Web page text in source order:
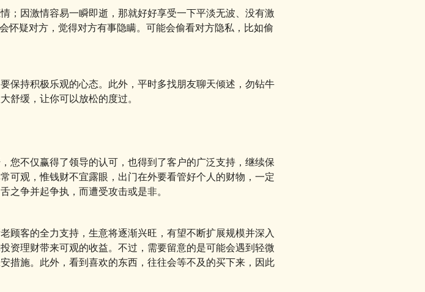
；因激情容易一瞬即逝，那就好好享受一下平淡无波、没有激
怀疑对方，觉得对方有事隐瞒。可能会偷看对方隐私，比如偷
保持积极乐观的心态。此外，平时多找朋友聊天倾述，勿钻牛
舒缓，让你可以放松的度过。
您不仅赢得了领导的认可，也得到了客户的广泛支持，继续保
可观，惟钱财不宜露眼，出门在外要看管好个人的财物，一定
之争并起争执，而遭受攻击或是非。
顾客的全力支持，生意将逐渐兴旺，有望不断扩展规模并深入
资理财带来可观的收益。不过，需要留意的是可能会遇到轻微
措施。此外，看到喜欢的东西，往往会等不及的买下来，因此